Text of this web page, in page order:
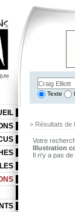
Texte
> Résultats de
Votre
Illustration
Il n'y a pas